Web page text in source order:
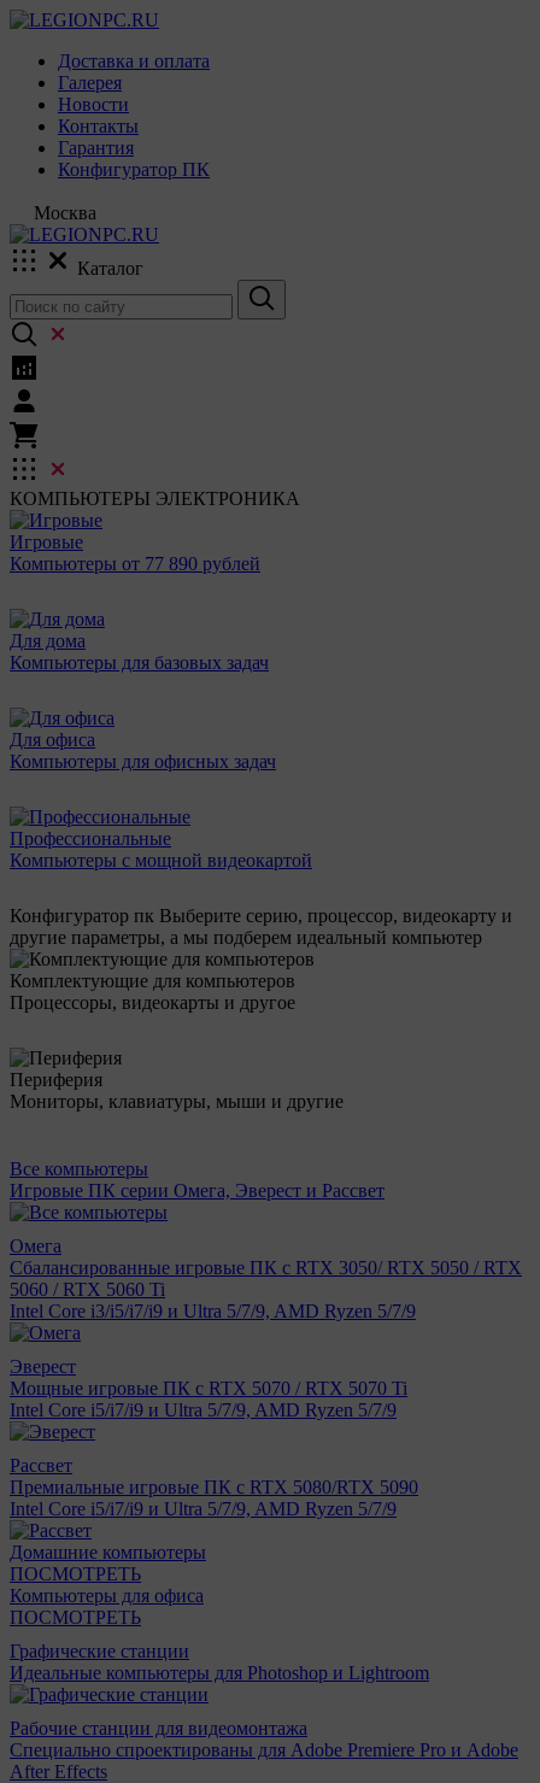
Доставка и оплата
Галерея
Новости
Контакты
Гарантия
Конфигуратор ПК
Москва
Каталог
КОМПЬЮТЕРЫ ЭЛЕКТРОНИКА
Игровые
Компьютеры от 77 890 рублей
Для дома
Компьютеры для базовых задач
Для офиса
Компьютеры для офисных задач
Профессиональные
Компьютеры с мощной видеокартой
Конфигуратор пк Выберите серию, процессор, видеокарту и
другие параметры, а мы подберем идеальный компьютер
Комплектующие для компьютеров
Процессоры, видеокарты и другое
Периферия
Мониторы, клавиатуры, мыши и другие
Все компьютеры
Игровые ПК серии Омега, Эверест и Рассвет
Омега
Сбалансированные игровые ПК с RTX 3050/ RTX 5050 / RTX
5060 / RTX 5060 Ti
Intel Core i3/i5/i7/i9 и Ultra 5/7/9, AMD Ryzen 5/7/9
Эверест
Мощные игровые ПК с RTX 5070 / RTX 5070 Ti
Intel Core i5/i7/i9 и Ultra 5/7/9, AMD Ryzen 5/7/9
Рассвет
Премиальные игровые ПК с RTX 5080/RTX 5090
Intel Core i5/i7/i9 и Ultra 5/7/9, AMD Ryzen 5/7/9
Домашние компьютеры
ПОСМОТРЕТЬ
Компьютеры для офиса
ПОСМОТРЕТЬ
Графические станции
Идеальные компьютеры для Photoshop и Lightroom
Рабочие станции для видеомонтажа
Специально спроектированы для Adobe Premiere Pro и Adobe
After Effects